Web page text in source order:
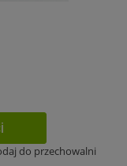
do przechowalni